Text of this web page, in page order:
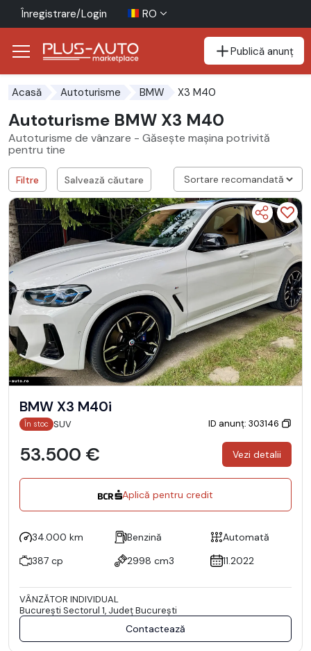
Înregistrare/Login RO
Publică anunț
Acasă Autoturisme BMW X3 M40
Autoturisme BMW X3 M40
Autoturisme de vânzare - Găsește mașina potrivită
pentru tine
Salvează căutare
Filtre
BMW X3 M40i
În stoc SUV ID anunț: 303146
53.500 € Vezi detalii
Aplică pentru credit
34.000 km Benzină
Automată
387 cp
2998 cm3 11.2022
VÂNZĂTOR INDIVIDUAL
Bucureşti Sectorul 1, Județ București
Contactează